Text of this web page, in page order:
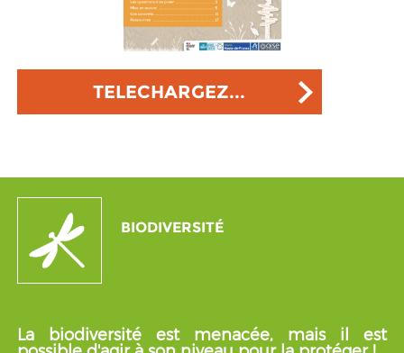
TELECHARGEZ...
BIODIVERSITÉ
La biodiversité est menacée, mais il est